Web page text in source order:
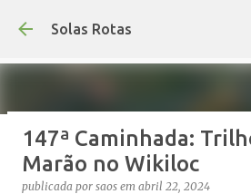
Avançar para o
Solas Rotas
Os Solas Rotas estão
publicada porsaos emjulho 03, 2026
147ª Caminhada:
Marão no Wikiloc
publicada por saos em abril 22, 2024